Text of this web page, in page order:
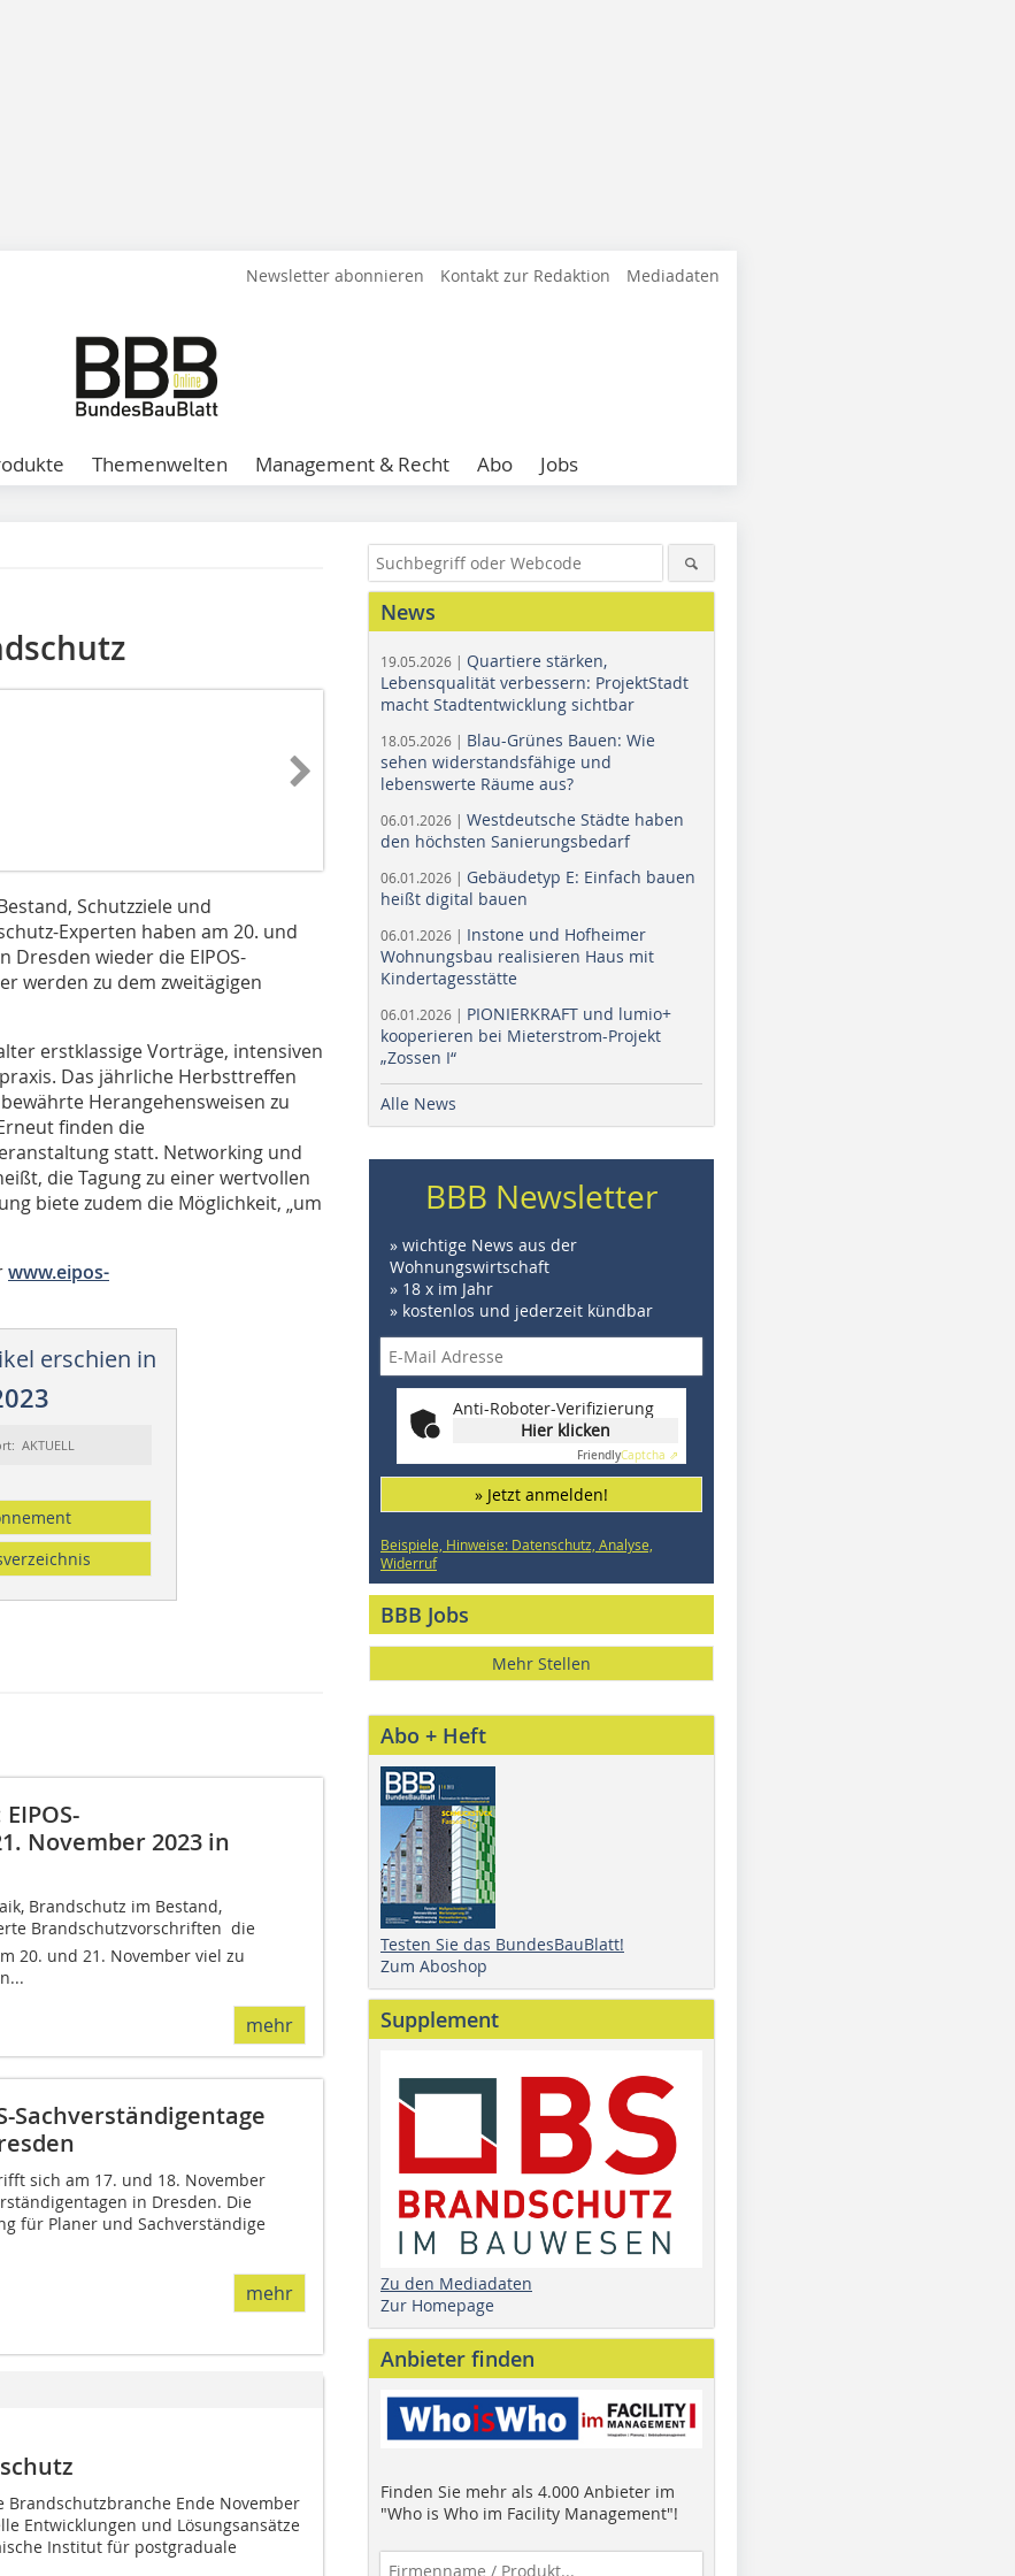
Newsletter abonnieren Kontakt zur Redaktion Mediadaten
Themenwelten Management & Recht Abo Jobs
Schutzziele und
Experten haben am 20. und
Dresden wieder die EIPOS-
werden zu dem zweitägigen
erstklassige Vorträge, intensiven
Das jährliche Herbsttreffen
Herangehensweisen zu
finden die
statt. Networking und
die Tagung zu einer wertvollen
biete zudem die Möglichkeit, „um
www.eipos-
erschien in
AKTUELL
November 2023 in
Brandschutz im Bestand,
Brandschutzvorschriften  die
20. und 21. November viel zu
mehr
Sachverständigentage
sich am 17. und 18. November
in Dresden. Die
für Planer und Sachverständige
mehr
Brandschutzbranche Ende November
Entwicklungen und Lösungsansätze
Institut für postgraduale
News
19.05.2026 | Quartiere stärken,
Lebensqualität verbessern: ProjektStadt
macht Stadtentwicklung sichtbar
18.05.2026 | Blau-Grünes Bauen: Wie
sehen widerstandsfähige und
lebenswerte Räume aus?
06.01.2026 | Westdeutsche Städte haben
den höchsten Sanierungsbedarf
06.01.2026 | Gebäudetyp E: Einfach bauen
heißt digital bauen
06.01.2026 | Instone und Hofheimer
Wohnungsbau realisieren Haus mit
Kindertagesstätte
06.01.2026 | PIONIERKRAFT und lumio+
kooperieren bei Mieterstrom-Projekt
„Zossen I“
Alle News
BBB Newsletter
» wichtige News aus der
Wohnungswirtschaft
» 18 x im Jahr
» kostenlos und jederzeit kündbar
Anti-Roboter-Verifizierung
Hier klicken
FriendlyCaptcha ⇗
» Jetzt anmelden!
Beispiele, Hinweise: Datenschutz, Analyse,
Widerruf
BBB Jobs
Mehr Stellen
Abo + Heft
Testen Sie das BundesBauBlatt!
Zum Aboshop
Supplement
Zu den Mediadaten
Zur Homepage
Anbieter finden
Finden Sie mehr als 4.000 Anbieter im
"Who is Who im Facility Management"!